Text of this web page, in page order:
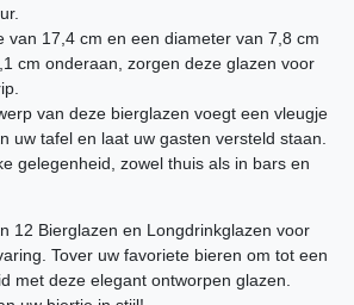
van 17,4 cm en een diameter van 7,8 cm
cm onderaan, zorgen deze glazen voor
van deze bierglazen voegt een vleugje
uw tafel en laat uw gasten versteld staan.
gelegenheid, zowel thuis als in bars en
12 Bierglazen en Longdrinkglazen voor
Tover uw favoriete bieren om tot een
met deze elegant ontworpen glazen.